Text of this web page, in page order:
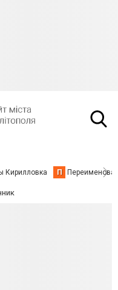
Кирилловка П